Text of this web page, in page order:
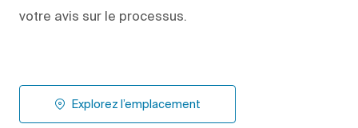
votre avis sur le processus.
Explorez l’emplacement